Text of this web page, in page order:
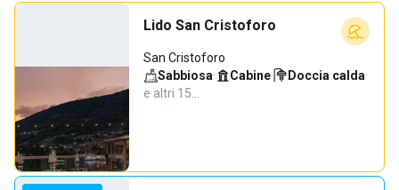
Lido San Cristoforo
San Cristoforo
Sabbiosa· Cabine· Doccia calda·
e altri 15…